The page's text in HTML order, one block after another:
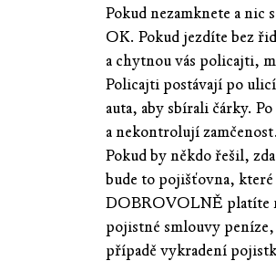
Pokud nezamknete a nic
OK. Pokud jezdíte bez
a chytnou vás policajti,
Policajti postávají po
auta, aby sbírali čárky.
a nekontrolují zamčenost.
Pokud by někdo řešil,
bude to pojišťovna, které
DOBROVOLNĚ platíte
pojistné smlouvy peníze,
případě vykradení